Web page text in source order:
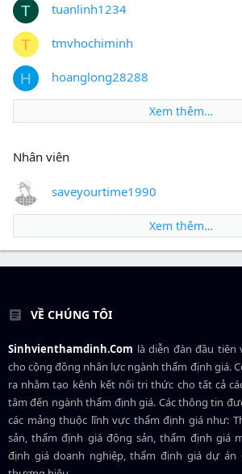
T tuanlinh1234
T tmvhochiminh
H hoanglong28288
Xem thêm…
Nhân viên
saveyourtime1990
Xem thêm…
VỀ CHÚNG TÔI
Sinhvienthamdinh.Com là diễn đàn đầu tiên
cho cộng đồng nhân lực ngànhthẩm định giá.
ra nhằm tạo kênh kết nối tri thức cho tất cả
tâm đến ngành thẩm định giá. Các thông tin
các mảng thuộc lĩnh vực thẩm định giá như:
sản, thẩm định giá động sản, thẩm định giá
định giá doanh nghiệp, thẩm định giá dự